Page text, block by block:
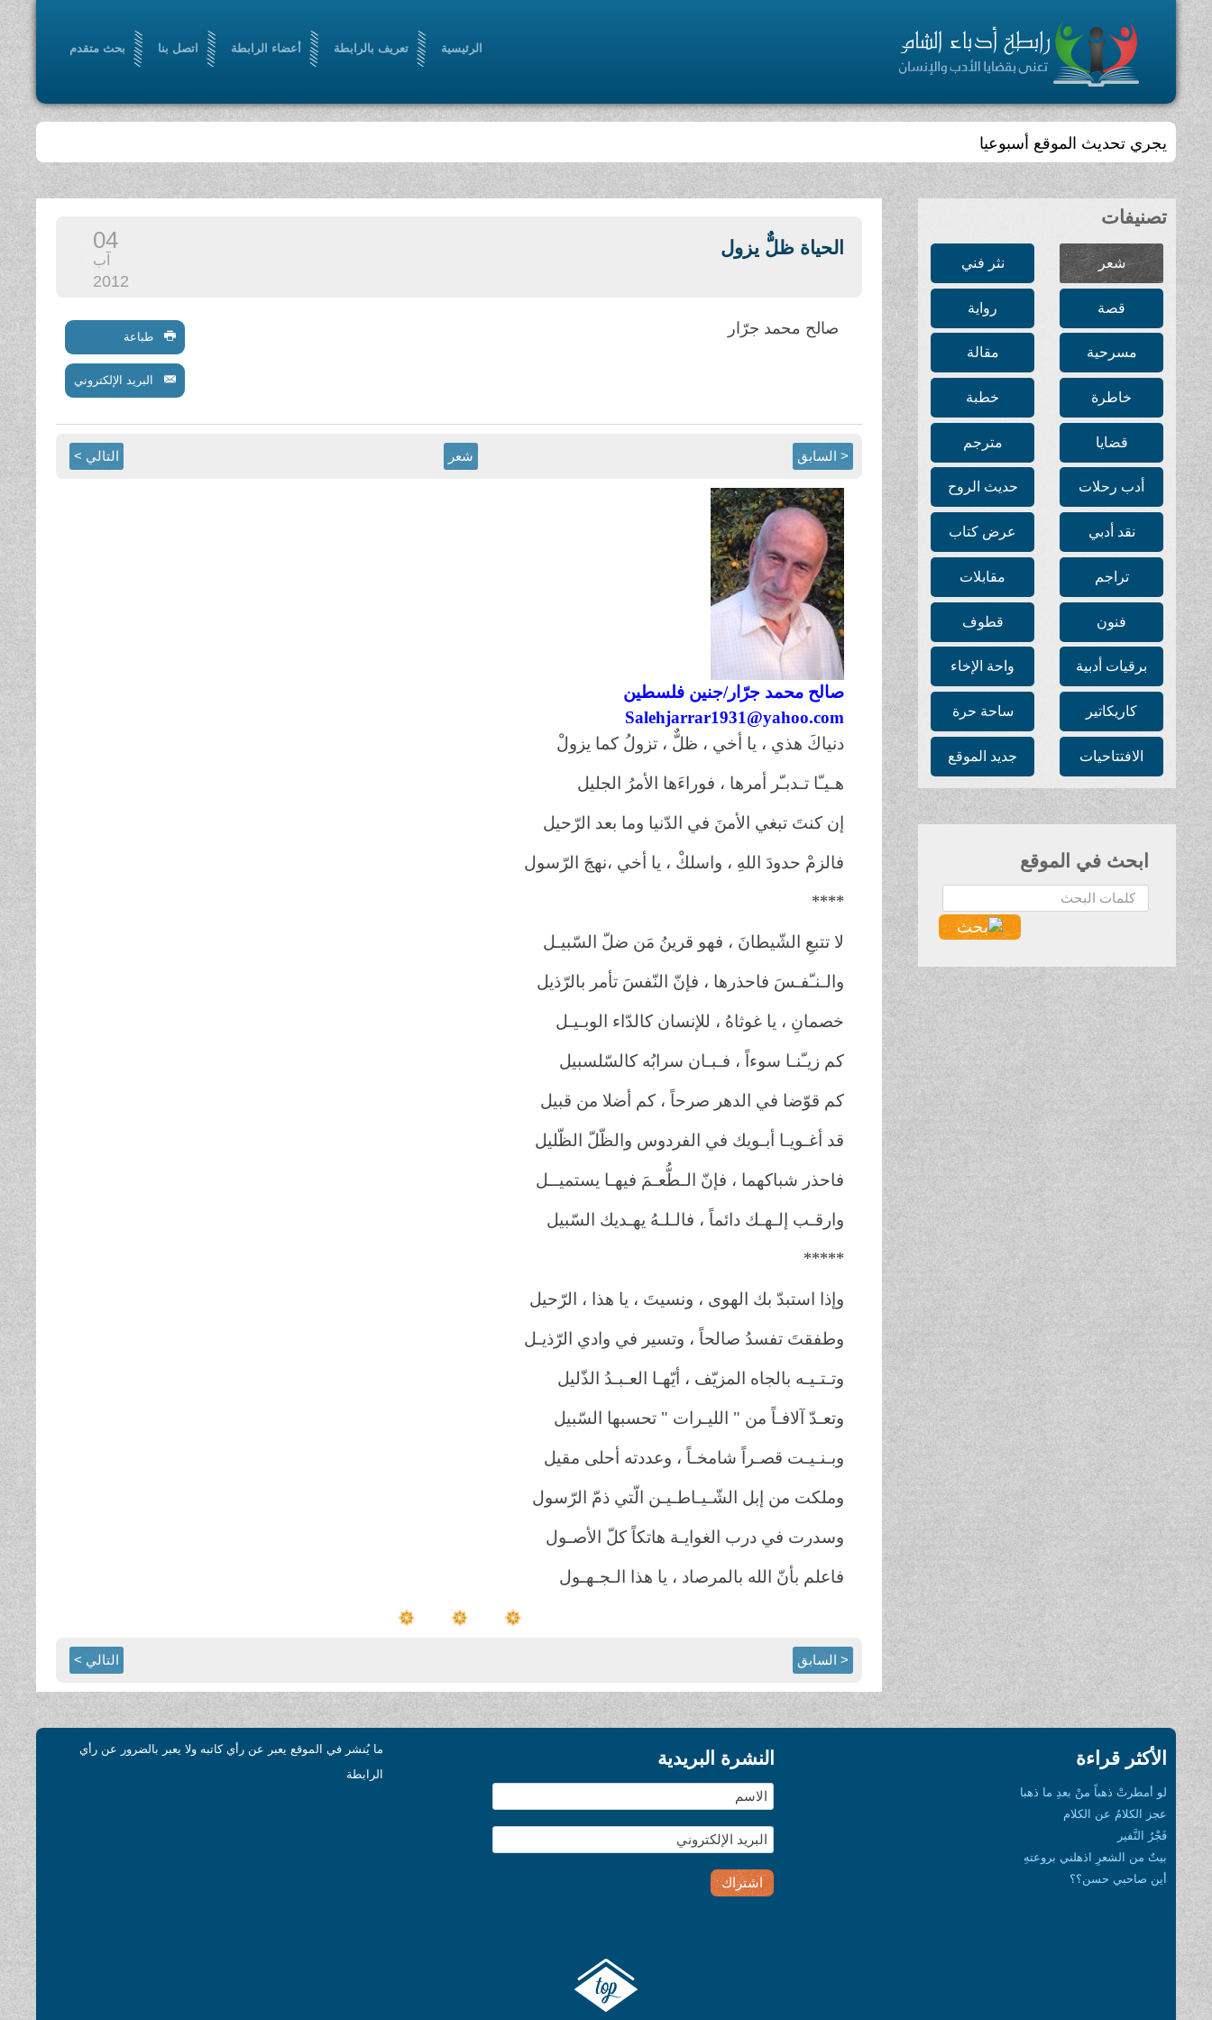
الرئيسية تعريف بالرابطة أعضاء الرابطة اتصل بنا بحث متقدم
تجمّعٌ أدبي ، ثقافي ، مفتوح ، يسعى إلى الإسهام في بلورة رؤيا أدبية حضارية ، من خلال أدب سامٍ ملتزم
تصنيفات
شعر نثر فني
قصة رواية
مسرحية مقالة
خاطرة خطبة
قضايا مترجم
أدب رحلات حديث الروح
نقد أدبي عرض كتاب
تراجم مقابلات
فنون قطوف
برقيات أدبية واحة الإخاء
كاريكاتير ساحة حرة
الافتتاحيات جديد الموقع
ابحث في الموقع
البحث...
الحياة ظلٌّ يزول 04
آب
2012
صالح محمد جرّار طباعة
البريد الإلكتروني
< السابق شعر التالي >
صالح محمد جرّ ار/جنين فلسطين
Salehjarrar1931@yahoo.com
دنياكَ هذي ، يا أخي ، ظلٌّ ، تزولُ كما يزولْ
هـيـّا تـدبـّر أمرها ، فوراءَها الأمرُ الجليل
إن كنتَ تبغي الأمنَ في الدّنيا وما بعد الرّحيل
فالزمْ حدودَ اللهِ ، واسلكْ ، يا أخي ،نهجَ الرّسول
****
لا تتبعِ الشّيطانَ ، فهو قرينُ مَن ضلّ السّبيـل
والـنـّفـسَ فاحذرها ، فإنّ النّفسَ تأمر بالرّذيل
خصمانِ ، يا غوثاهُ ، للإنسان كالدّاء الوبـيـل
كم زيـّنـا سوءاً ، فـبـان سرابُه كالسّلسبيل
كم قوّضا في الدهر صرحاً ، كم أضلا من قبيل
قد أغـويـا أبـويك في الفردوس والظّلّ الظّليل
فاحذر شباكهما ، فإنّ الـطُّعـمَ فيهـا يستميــل
وارقـب إلـهـك دائماً ، فالـلـهُ يهـديك السّبيل
*****
وإذا استبدّ بك الهوى ، ونسيتَ ، يا هذا ، الرّحيل
وطفقتَ تفسدُ صالحاً ، وتسير في وادي الرّذيـل
وتـتـيـه بالجاه المزيّف ، أيّهـا العـبـدُ الذّليل
وتعـدّ آلافـاً من " الليـرات " تحسبها السّبيل
وبـنـيـت قصـراً شامخـاً ، وعددته أحلى مقيل
وملكت من إبل الشّـيـاطـيـن الّتي ذمّ الرّسول
وسدرت في درب الغوايـة هاتكاً كلّ الأصـول
فاعلم بأنّ الله بالمرصاد ، يا هذا الـجـهـول
< السابق التالي >
الأكثر قراءة
لو أمطرتْ ذهباً منْ بعدِ ما ذهبا
عجز الكلامُ عن الكلام
فَجْرُ النَّفير
بيتٌ من الشعرِ اذهلني بروعتهِ
أين صاحبي حسن؟؟
النشرة البريدية
ما يُنشر في الموقع يعبر عن رأي كاتبه ولا يعبر بالضرور عن رأي
الرابطة